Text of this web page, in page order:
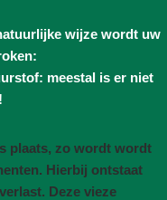
wijze wordt uw
meestal is er niet
plaats, zo wordt wordt
Hierbij ontstaat
Deze vieze